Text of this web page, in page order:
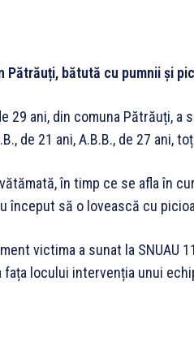
Pătrăuți, bătută cu pumnii și
29 ani, din comuna Pătrăuți,
de 21 ani, A.B.B., de 27 ani,
în timp ce se afla în
început să o lovească cu
victima a sunat la SNUAU
locului intervenția unui